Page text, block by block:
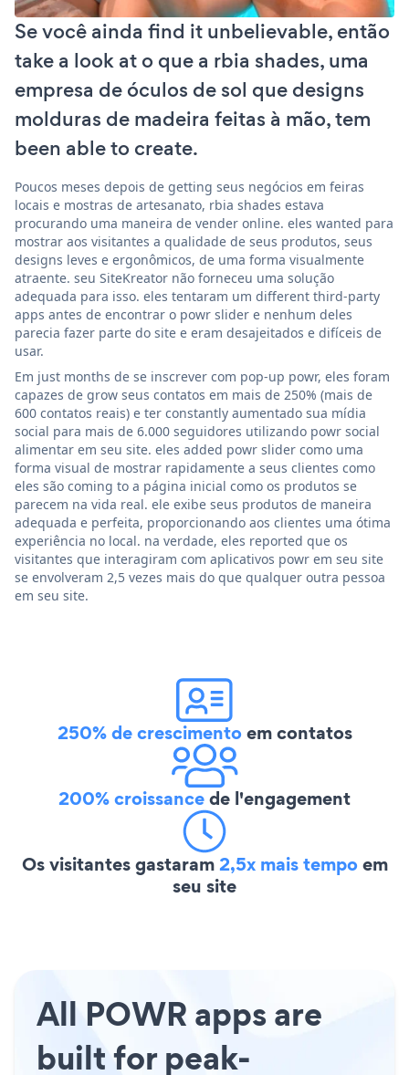
Se você ainda find it unbelievable, então
take a look at o que a rbia shades, uma
empresa de óculos de sol que designs
molduras de madeira feitas à mão, tem
been able to create.
Poucos meses depois de getting seus negócios em feiras
locais e mostras de artesanato, rbia shades estava
procurando uma maneira de vender online. eles wanted para
mostrar aos visitantes a qualidade de seus produtos, seus
designs leves e ergonômicos, de uma forma visualmente
atraente. seu SiteKreator não forneceu uma solução
adequada para isso. eles tentaram um different third-party
apps antes de encontrar o powr slider e nenhum deles
parecia fazer parte do site e eram desajeitados e difíceis de
usar.
Em just months de se inscrever com pop-up powr, eles foram
capazes de grow seus contatos em mais de 250% (mais de
600 contatos reais) e ter constantly aumentado sua mídia
social para mais de 6.000 seguidores utilizando powr social
alimentar em seu site. eles added powr slider como uma
forma visual de mostrar rapidamente a seus clientes como
eles são coming to a página inicial como os produtos se
parecem na vida real. ele exibe seus produtos de maneira
adequada e perfeita, proporcionando aos clientes uma ótima
experiência no local. na verdade, eles reported que os
visitantes que interagiram com aplicativos powr em seu site
se envolveram 2,5 vezes mais do que qualquer outra pessoa
em seu site.
250% de crescimentoem contatos
200% croissancede l'engagement
Os visitantes gastaram2,5x mais tempoem
seu site
All POWR apps are
built for peak-